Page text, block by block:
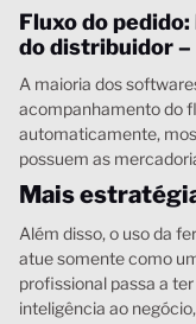
Fluxo do
do distribuidor
A maioria dos
acompanhamento do
automaticamente,
possuem as
Mais
Além disso, o uso da
atue somente como
profissional passa a
inteligência ao